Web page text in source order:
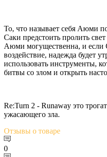
То, что называет себя Аюми
Саки предстоить пролить
Аюми могущественна, и если
воздействие, надежда будет
использовать инструменты,
битвы со злом и открыть
Re:Turn 2 - Runaway это
ужасающего зла.
Отзывы о товаре
0